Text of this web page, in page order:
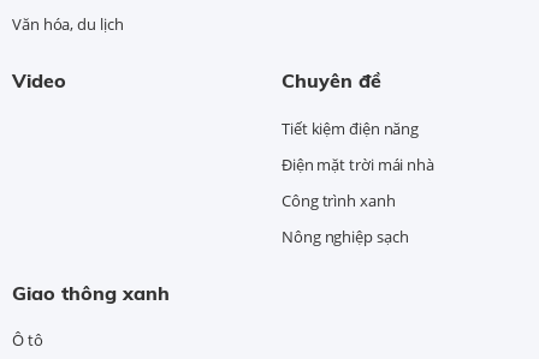
Văn hóa, du lịch
Video Chuyên đề
Tiết kiệm điện năng
Điện mặt trời mái nhà
Công trình xanh
Nông nghiệp sạch
Giao thông xanh
Ô tô